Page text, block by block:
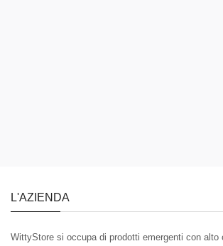
L'AZIENDA
WittyStore si occupa di prodotti emergenti con alto